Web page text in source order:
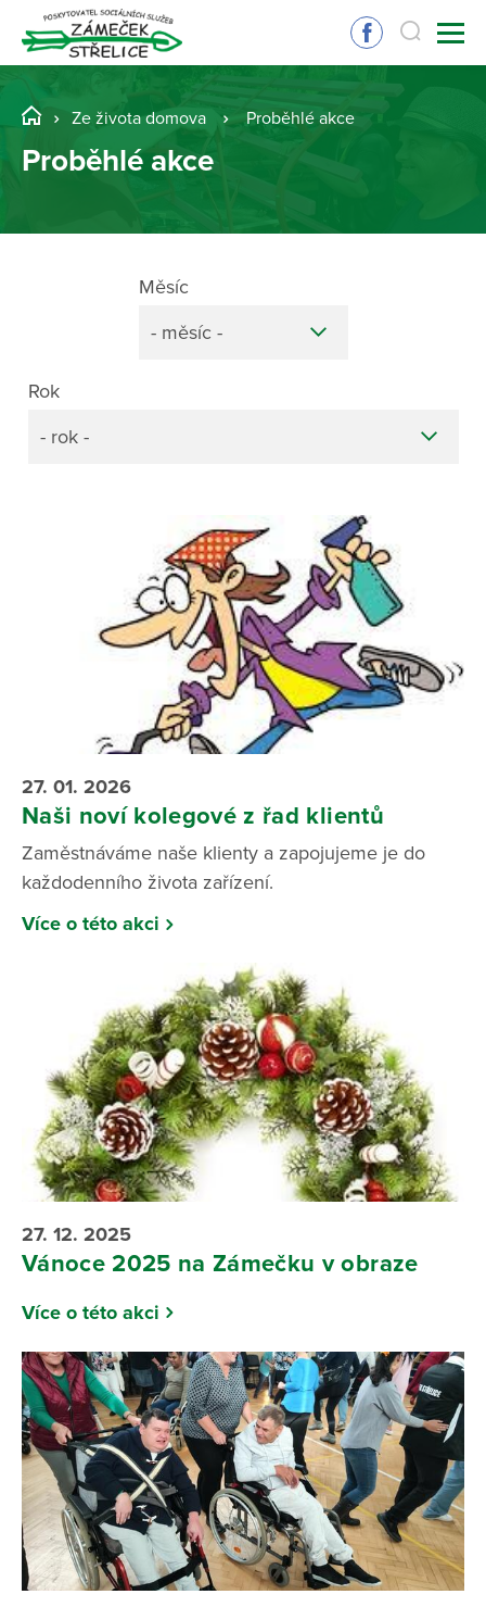
Ze života domova Proběhlé akce
Proběhlé akce
Rok
- rok -
Měsíc
- měsíc -
27. 01. 2026
Naši noví kolegové z řad klientů
Zaměstnáváme naše klienty a zapojujeme je do
každodenního života zařízení.
Více o této akci
27. 12. 2025
Vánoce 2025 na Zámečku v obraze
Více o této akci